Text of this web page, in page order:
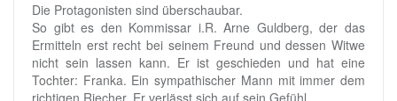
Die Protagonisten sind überschaubar.
So gibt es den Kommissar i.R. Arne Guldberg, der das
Ermitteln erst recht bei seinem Freund und dessen Witwe
nicht sein lassen kann. Er ist geschieden und hat eine
Tochter: Franka. Ein sympathischer Mann mit immer dem